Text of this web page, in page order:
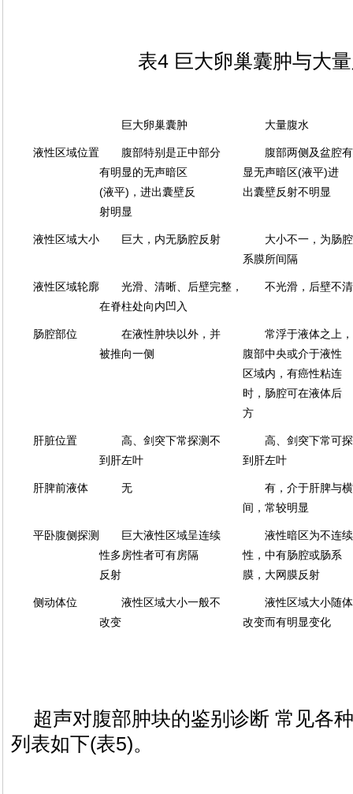
表4 巨大卵巢囊肿与大
巨大卵巢囊肿 大量腹水
液性区域位置
腹部特别是正中部分
有明显的无声暗区
(液平)，进出囊壁反
射明显
腹部两侧及盆腔
显无声暗区(液平)进
出囊壁反射不明显
液性区域大小 巨大，内无肠腔反射
大小不一，为肠
系膜所间隔
液性区域轮廓
光滑、清晰、后壁完整，
在脊柱处向内凹入
不光滑，后壁不
肠腔部位
在液性肿块以外，并
被推向一侧
常浮于液体之上
腹部中央或介于液性
区域内，有癌性粘连
时，肠腔可在液体后
方
肝脏位置
高、剑突下常探测不
到肝左叶
高、剑突下常可
到肝左叶
肝脾前液体 无
有，介于肝脾与
间，常较明显
平卧腹侧探测
巨大液性区域呈连续
性多房性者可有房隔
反射
液性暗区为不连续
性，中有肠腔或肠系
膜，大网膜反射
侧动体位
液性区域大小一般不
改变
液性区域大小随
改变而有明显变化
超声对腹部肿块的鉴别诊断 常见各
列表如下(表5)。